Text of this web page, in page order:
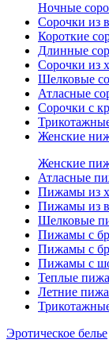
Ночные
Сорочки из
Короткие
Длинные
Сорочки из
Шелковые
Атласные
Сорочки с
Женские
Женские
Атласные
Пижамы из
Пижамы из
Шелковые
Пижамы с
Пижамы с
Пижамы с
Теплые
Летние
Эротическое белье